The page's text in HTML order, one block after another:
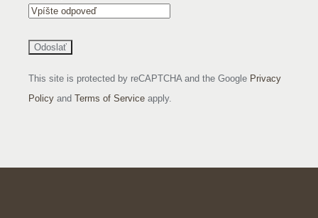
This site is protected by reCAPTCHA and the Google Privacy
Policyand Terms of Serviceapply.